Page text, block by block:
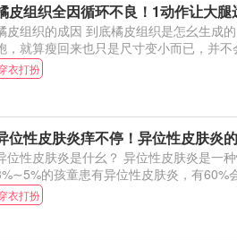
皮组织全因循环不良！1动作让大腿
的成因 到底橘皮组织是怎幺生成的？最常见的原因就是肥胖。变胖时被撑大的脂肪细
，就算瘦回来也只是尺寸变小而已，并
衣打扮
位性皮肤炎痒不停！异位性皮肤炎
皮肤炎是什幺？ 异位性皮肤炎是一种慢性皮肤过敏性发炎疾病，容易反覆发作。大约有
的孩童患有异位性皮肤炎，有60%
衣打扮